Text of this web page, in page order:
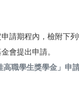
期程內，檢附下列
會提出申請。
高職學生獎學金」申